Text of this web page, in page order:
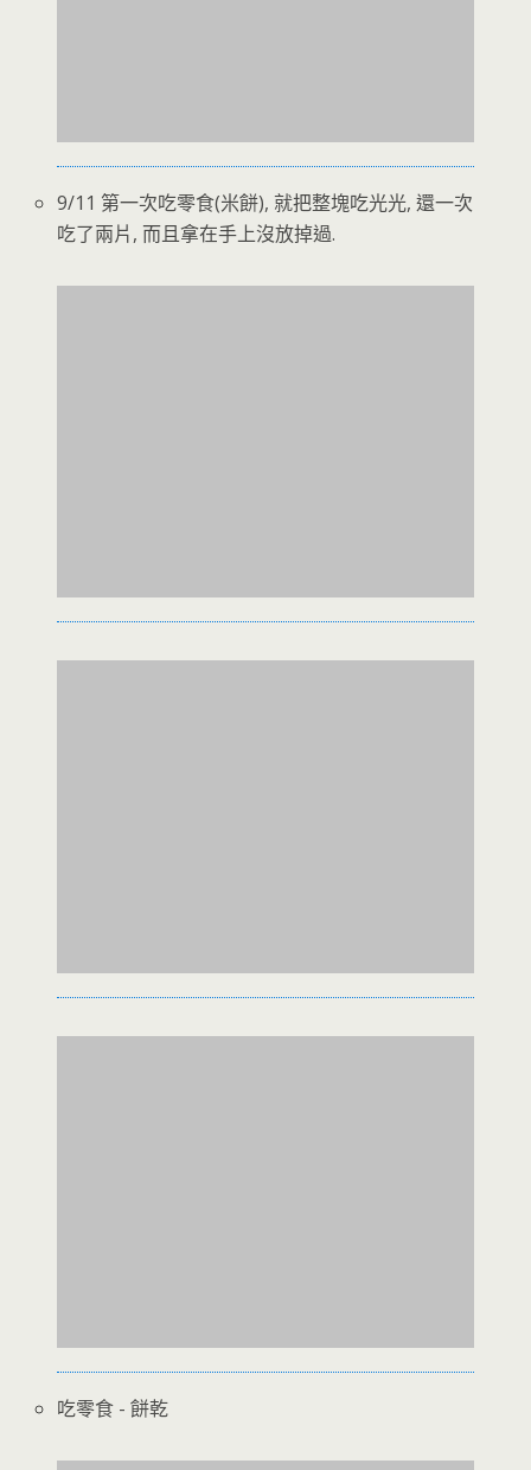
9/11 第一次吃零食(米餅), 就把整塊吃光光, 還一次
吃了兩片, 而且拿在手上沒放掉過.
吃零食 - 餅乾